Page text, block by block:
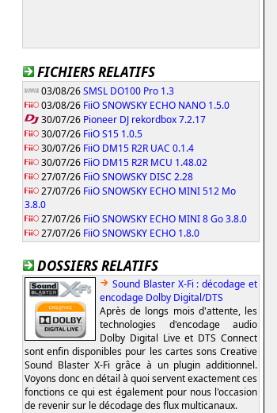
FICHIERS RELATIFS
03/08/26SMSL DO100 Pro 1.3
03/08/26 FiiO SNOWSKY ECHO NANO 1.5.0
30/07/26 Pioneer DJ rekordbox 7.2.17
30/07/26 FiiO S15 1.0.5
30/07/26 FiiO DM15 R2R UAC 0.1.4
30/07/26 FiiO DM15 R2R MCU 1.48.02
27/07/26 FiiO SNOWSKY DISC 2.28
27/07/26 FiiO SNOWSKY ECHO MINI 512 Mo
3.8.0
27/07/26 FiiO SNOWSKY ECHO MINI 8 Go 3.8.0
27/07/26 FiiO SNOWSKY ECHO 1.8.0
DOSSIERS RELATIFS
Sound Blaster X-Fi : décodage et
encodage Dolby Digital/DTS
Après de longs mois d'attente, les
technologies d'encodage audio
Dolby Digital Live et DTS Connect
sont enfin disponibles pour les cartes sons Creative
Sound Blaster X-Fi grâce à un plugin additionnel.
Voyons donc en détail à quoi servent exactement ces
fonctions ce qui est également pour nous l'occasion
de revenir sur le décodage des flux multicanaux.